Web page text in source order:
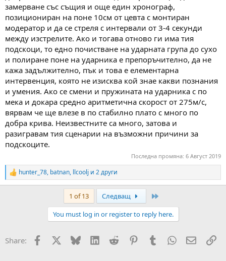
замерване със същия и още един хронограф,
позициониран на поне 10см от цевта с монтиран
модератор и да се стреля с интервали от 3-4 секунди
между изстрелите. Ако и тогава отново ги има тия
подскоци, то едно почистване на ударната група до сухо
и полиране поне на ударника е препоръчително, да не
кажа задължително, пък и това е елементарна
интервенция, която не изисква кой знае какви познания
и умения. Ако се смени и пружината на ударника с по
мека и докара средно аритметична скорост от 275м/с,
вярвам че ще влезе в по стабилно плато с много по
добра крива. Неизвестните са много, затова и
разигравам тия сценарии на възможни причини за
подскоците.
Последна промяна: 6 Август 2019
R
e
s
hunter_78, batnan, llcoolj и 2 други
1 of 13 Следващ
You must log in or register to reply here.
Share: Facebook Bluesky LinkedInReddit PinterestTumblrWhatsApp
Email